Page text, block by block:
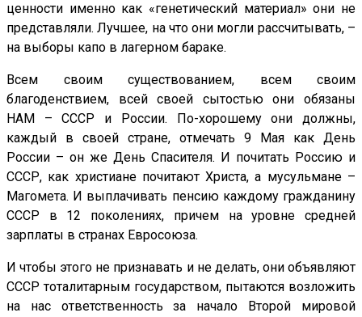
ценности именно как «генетический материал» они не
представляли. Лучшее, на что они могли рассчитывать, –
на выборы капо в лагерном бараке.
Всем своим существованием, всем своим
благоденствием, всей своей сытостью они обязаны
НАМ – СССР и России. По-хорошему они должны,
каждый в своей стране, отмечать 9 Мая как День
России – он же День Спасителя. И почитать Россию и
СССР, как христиане почитают Христа, а мусульмане –
Магомета. И выплачивать пенсию каждому гражданину
СССР в 12 поколениях, причем на уровне средней
зарплаты в странах Евросоюза.
И чтобы этого не признавать и не делать, они объявляют
СССР тоталитарным государством, пытаются возложить
на нас ответственность за начало Второй мировой